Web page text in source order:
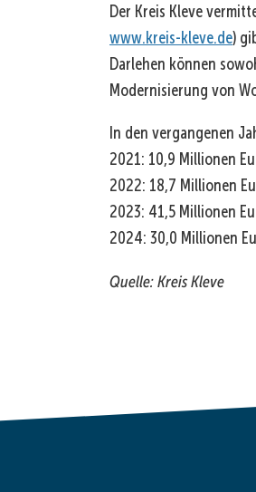
Der Kreis Kleve
www.kreis-kleve.de)
Darlehen können
Modernisierung von
In den vergangenen
2021: 10,9 Millionen
2022: 18,7 Millionen
2023: 41,5 Millionen
2024: 30,0 Millionen
Quelle: Kreis Kleve